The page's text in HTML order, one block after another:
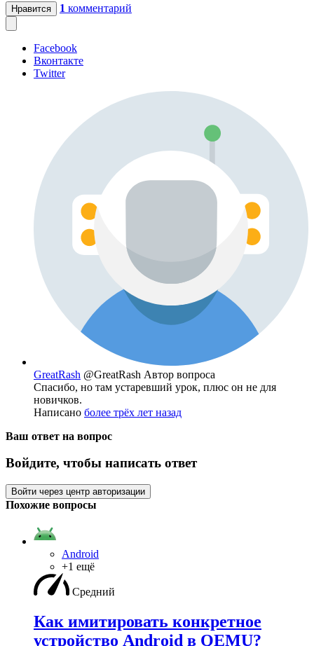
Нравится 1 комментарий
Facebook
Вконтакте
Twitter
GreatRash @GreatRash Автор вопроса
Спасибо, но там устаревший урок, плюс он не для
новичков.
Написано более трёх лет назад
Ваш ответ на вопрос
Войдите, чтобы написать ответ
Войти через центр авторизации
Похожие вопросы
Android
+1 ещё
Средний
Как имитировать конкретное
устройство Android в QEMU?